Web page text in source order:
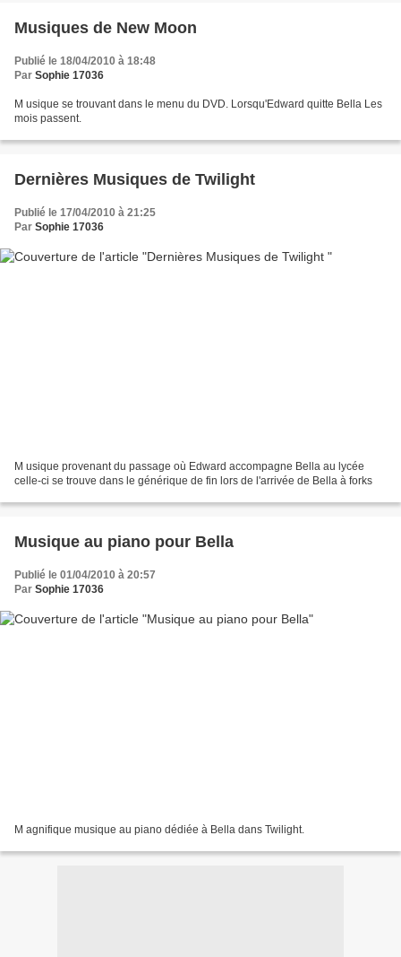
Musiques de New Moon
Publié le 18/04/2010 à 18:48
Par Sophie 17036
M usique se trouvant dans le menu du DVD. Lorsqu'Edward quitte Bella Les
mois passent.
Dernières Musiques de Twilight
Publié le 17/04/2010 à 21:25
Par Sophie 17036
M usique provenant du passage où Edward accompagne Bella au lycée
celle-ci se trouve dans le générique de fin lors de l'arrivée de Bella à forks
Musique au piano pour Bella
Publié le 01/04/2010 à 20:57
Par Sophie 17036
M agnifique musique au piano dédiée à Bella dans Twilight.